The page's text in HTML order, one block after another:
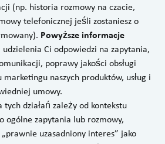
(np. historia rozmowy na czacie,
telefonicznej jeśli zostaniesz o
Powyższe informacje
udzielenia Ci odpowiedzi na zapytania,
poprawy jakości obsługi
naszych produktów, usług i
umowy.
tych działań zależy od kontekstu
ogólne zapytania lub rozmowy,
uzasadniony interes” jako